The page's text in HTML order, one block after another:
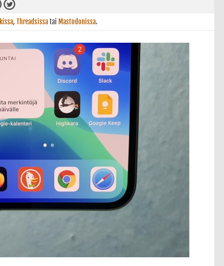
, Threadsissatai Mastodonissa.